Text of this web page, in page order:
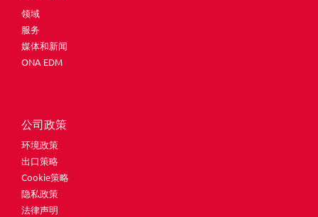
领域
服务
媒体和新闻
ONA EDM
公司政策
环境政策
出口策略
Cookie策略
隐私政策
法律声明